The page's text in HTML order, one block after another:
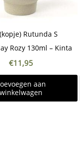
Rutunda S
Rozy 130ml – Kinta
€11,95
aan
winkelwagen